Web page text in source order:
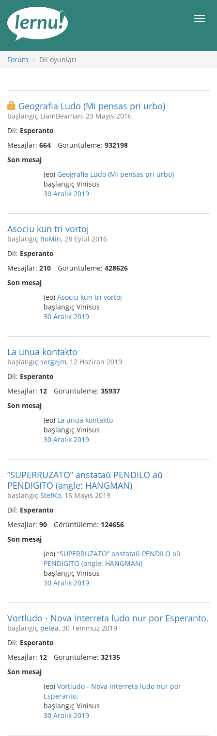
Görüntüleme
Forum: Dil oyunları
Geografia Ludo (Mi pensas pri urbo)
başlangıç LiamBeaman, 23 Mayıs 2016
Dil: Esperanto
Mesajlar: 664 Görüntüleme: 932198
Son mesaj
(eo) Geografia Ludo (Mi pensas pri urbo)
başlangıç Vinisus
30 Aralık 2019
Asociu kun tri vortoj
başlangıç BoMin, 28 Eylül 2016
Dil: Esperanto
Mesajlar: 210 Görüntüleme: 428626
Son mesaj
(eo) Asociu kun tri vortoj
başlangıç Vinisus
30 Aralık 2019
La unua kontakto
başlangıç sergejm, 12 Haziran 2019
Dil: Esperanto
Mesajlar: 12 Görüntüleme: 35937
Son mesaj
(eo) La unua kontakto
başlangıç Vinisus
30 Aralık 2019
“SUPERRUZATO” anstataŭ PENDILO aŭ
PENDIGITO (angle: HANGMAN)
başlangıç StefKo, 15 Mayıs 2019
Dil: Esperanto
Mesajlar: 90 Görüntüleme: 124656
Son mesaj
(eo) “SUPERRUZATO” anstataŭ PENDILO aŭ
PENDIGITO (angle: HANGMAN)
başlangıç Vinisus
30 Aralık 2019
Vortludo - Nova interreta ludo nur por Esperanto.
başlangıç petea, 30 Temmuz 2019
Dil: Esperanto
Mesajlar: 12 Görüntüleme: 32135
Son mesaj
(eo) Vortludo - Nova interreta ludo nur por
Esperanto.
başlangıç Vinisus
30 Aralık 2019